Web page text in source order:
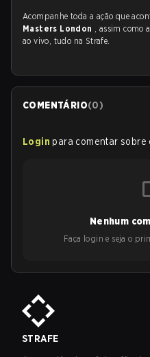
Acompanhe toda a ação que
Masters London , assim como
ao vivo, tudo na Strafe.
COMENTÁRIO(0)
Login para comentar sobre
Nenhum
Faça login e seja o
STRAFE